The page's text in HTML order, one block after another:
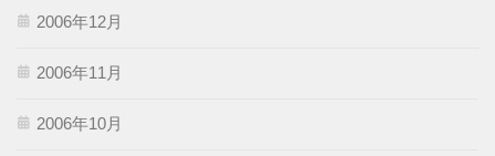
2006年12月
2006年11月
2006年10月